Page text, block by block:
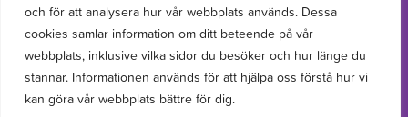
och för att analysera hur vår webbplats används. Dessa
cookies samlar information om ditt beteende på vår
webbplats, inklusive vilka sidor du besöker och hur länge du
stannar. Informationen används för att hjälpa oss förstå hur vi
kan göra vår webbplats bättre för dig.
Om Bonnierförlagen
Cookies
Integritetspolicy